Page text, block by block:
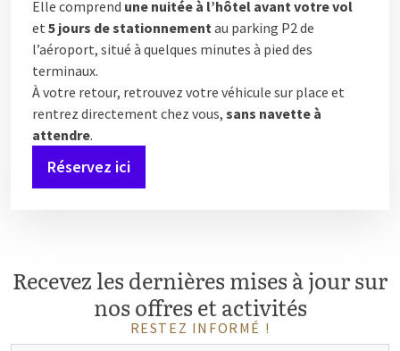
Elle comprend une nuitée à l’hôtel avant votre vol
et 5 jours de stationnementau parking P2 de
l’aéroport, situé à quelques minutes à pied des
terminaux.
À votre retour, retrouvez votre véhicule sur place et
rentrez directement chez vous, sans navette à
attendre.
Réservez ici
Recevez les dernières mises à jour sur
nos offres et activités
RESTEZ INFORMÉ !